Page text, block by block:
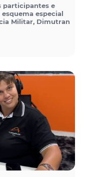
participantes e
especial
Militar, Dimutran